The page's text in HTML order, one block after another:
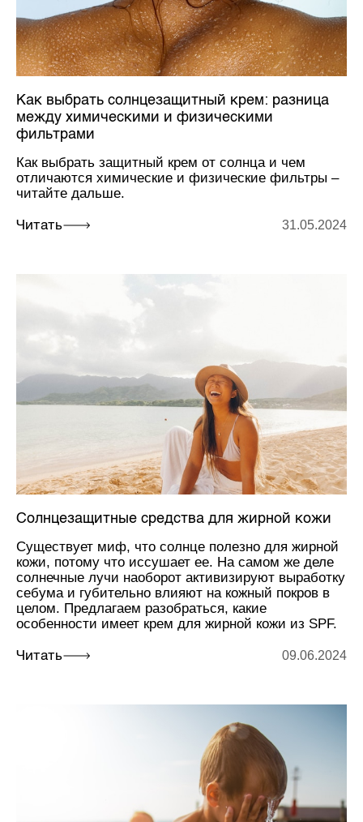
Как выбрать солнцезащитный крем: разница
между химическими и физическими
фильтрами
Как выбрать защитный крем от солнца и чем
отличаются химические и физические фильтры –
читайте дальше.
Читать 31.05.2024
Солнцезащитные средства для жирной кожи
Существует миф, что солнце полезно для жирной
кожи, потому что иссушает ее. На самом же деле
солнечные лучи наоборот активизируют выработку
себума и губительно влияют на кожный покров в
целом. Предлагаем разобраться, какие
особенности имеет крем для жирной кожи из SPF.
Читать 09.06.2024